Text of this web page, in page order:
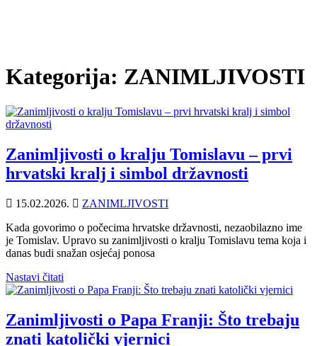
Kategorija: ZANIMLJIVOSTI
Zanimljivosti o kralju Tomislavu – prvi
hrvatski kralj i simbol državnosti
15.02.2026.
ZANIMLJIVOSTI
Kada govorimo o počecima hrvatske državnosti, nezaobilazno ime
je Tomislav. Upravo su zanimljivosti o kralju Tomislavu tema koja i
danas budi snažan osjećaj ponosa
Nastavi čitati
Zanimljivosti o Papa Franji: Što trebaju
znati katolički vjernici